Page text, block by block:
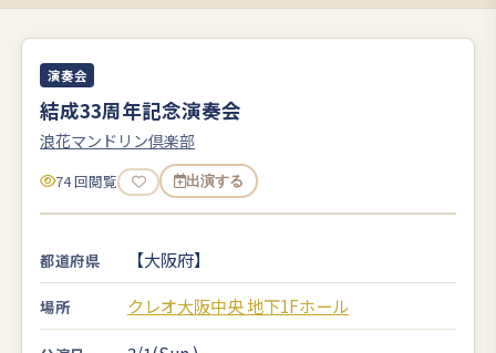
演奏会
結成33周年記念演奏会
浪花マンドリン倶楽部
74 回閲覧 出演する
都道府県 【大阪府】
場所 クレオ大阪中央 地下1Fホール